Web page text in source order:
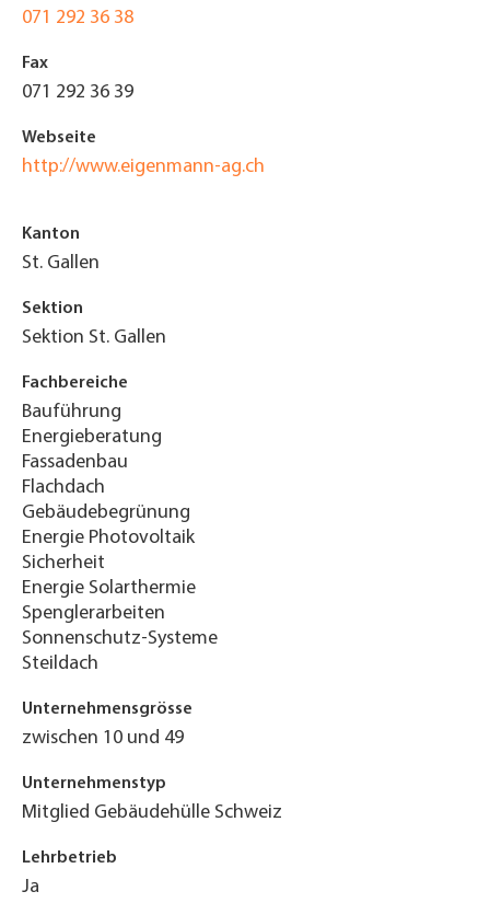
071 292 36 38
Fax
071 292 36 39
Webseite
http://www.eigenmann-ag.ch
Kanton
St. Gallen
Sektion
Sektion St. Gallen
Fachbereiche
Bauführung
Energieberatung
Fassadenbau
Flachdach
Gebäudebegrünung
Energie Photovoltaik
Sicherheit
Energie Solarthermie
Spenglerarbeiten
Sonnenschutz-Systeme
Steildach
Unternehmensgrösse
zwischen 10 und 49
Unternehmenstyp
Mitglied Gebäudehülle Schweiz
Lehrbetrieb
Ja